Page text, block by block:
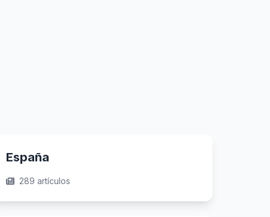
España
289 artículos